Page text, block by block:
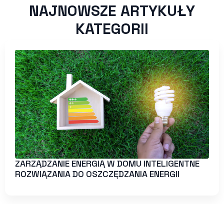
NAJNOWSZE ARTYKUŁY
KATEGORII
ZARZĄDZANIE ENERGIĄ W DOMU INTELIGENTNE
ROZWIĄZANIA DO OSZCZĘDZANIA ENERGII